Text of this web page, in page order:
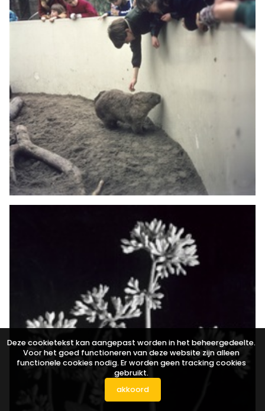
Deze cookietekst kan aangepast worden in het beheergedeelte.
Voor het goed functioneren van deze website zijn alleen
functionele cookies nodig. Er worden geen tracking cookies
gebruikt.
akkoord